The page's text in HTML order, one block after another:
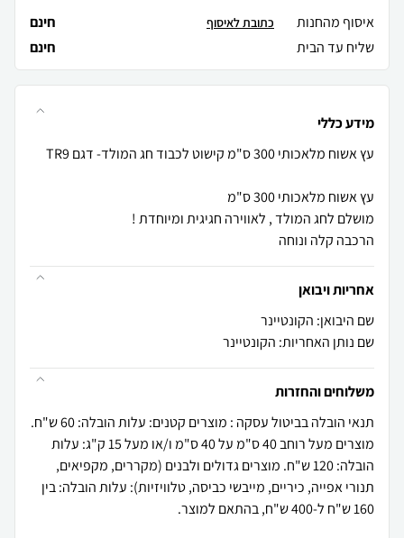
איסוף מהחנות
חינם כתובת לאיסוף
שליח עד הבית חינם
מידע כללי
הרכבה קלה ונוחה
אחריות ויבואן
שם היבואן: הקונטיינר
שם נותן האחריות: הקונטיינר
משלוחים והחזרות
תנאי הובלה בביטול עסקה : מוצרים קטנים: עלות הובלה: 60 ש"ח.
מוצרים מעל רוחב 40 ס"מ על 40 ס"מ ו/או מעל 15 ק"ג: עלות
הובלה: 120 ש"ח. מוצרים גדולים ולבנים (מקררים, מקפיאים,
תנורי אפייה, כיריים, מייבשי כביסה, טלוויזיות): עלות הובלה: בין